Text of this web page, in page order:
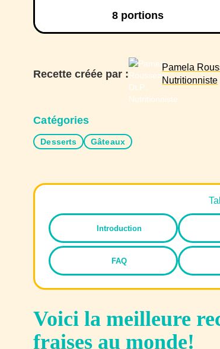
8 portions
Recette créée par :
Pamela
Nutritionniste
Catégories
Desserts Gâteaux
Introduction
FAQ
Voici la meilleure
fraises au monde!